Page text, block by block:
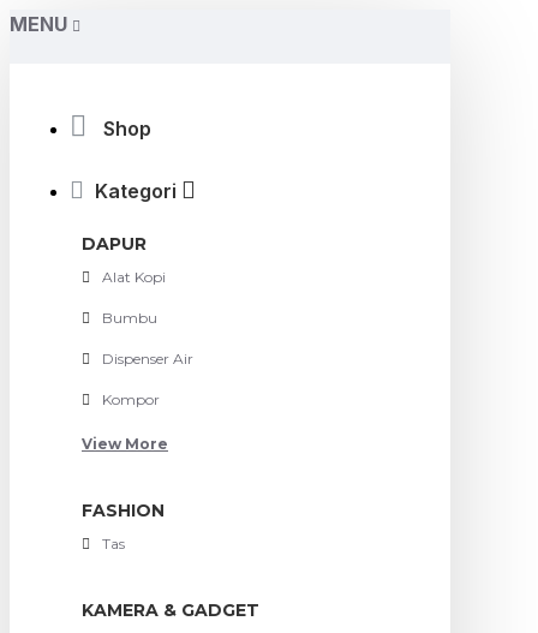
MENU
Shop
Kategori
DAPUR
Alat Kopi
Bumbu
Dispenser Air
Kompor
View More
FASHION
Tas
KAMERA & GADGET